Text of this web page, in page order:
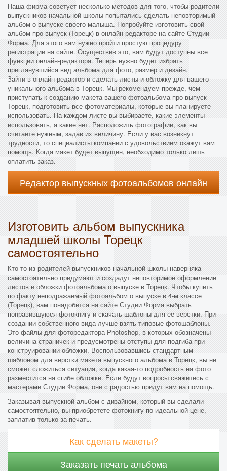
Наша фирма советует несколько методов для того, чтобы родители
выпускников начальной школы попытались сделать неповторимый
альбом о выпуске своего малыша. Попробуйте изготовить свой
альбом про выпуск (Торецк) в онлайн-редакторе на сайте Студии
Форма. Для этого вам нужно пройти простую процедуру
регистрации на сайте. Осуществив это, вам будут доступны все
функции онлайн-редактора. Теперь нужно будет избрать
приглянувшийся вид альбома для фото, размер и дизайн.
Зайти в онлайн-редактор и сделать листы и обложку для вашего
уникального альбома в Торецк. Мы рекомендуем прежде, чем
приступать к созданию макета вашего фотоальбома про выпуск -
Торецк, подготовить все фотоматериалы, которые вы планируете
использовать. На каждом листе вы выбираете, какие элементы
использовать, а какие нет. Расположить фотографии, как вы
считаете нужным, задав их величину. Если у вас возникнут
трудности, то специалисты компании с удовольствием окажут вам
помощь. Когда макет будет выпущен, необходимо только лишь
оплатить заказ.
Редактор выпускных фотоальбомов онлайн
Изготовить альбом выпускника
младшей школы Торецк
самостоятельно
Кто-то из родителей выпускников начальной школы наверняка
самостоятельно придумают и создадут неповторимое оформление
листов и обложки фотоальбома о выпуске в Торецк. Чтобы купить
по факту неподражаемый фотоальбом о выпуске в 4-м классе
(Торецк), вам понадобится на сайте Студии Форма выбрать
понравившуюся фотокнигу и скачать шаблоны для ее верстки. При
создании собственного вида лучше взять типовые фотошаблоны.
Это файлы для фоторедактора Photoshop, в которых обозначены
величина страничек и предусмотрены отступы для подгиба при
конструировании обложки. Воспользовавшись стандартным
шаблоном для верстки макета выпускного альбома в Торецк, вы не
сможет сложиться ситуация, когда какая-то подробность на фото
разместится на сгибе обложки. Если будут вопросы свяжитесь с
мастерами Студии Форма, они с радостью придут вам на помощь.
Заказывая выпускной альбом с дизайном, который вы сделали
самостоятельно, вы приобретете фотокнигу по идеальной цене,
заплатив только за печать.
Как сделать макеты?
Заказать печать альбома